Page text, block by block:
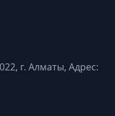
г. Алматы, Адрес: